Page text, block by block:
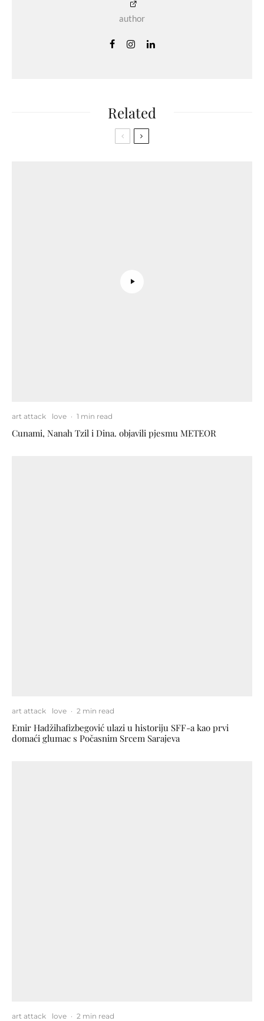
author
Related
art attack love · 1 min read
Cunami, Nanah Tzil i Dina. objavili pjesmu METEOR
art attack love · 2 min read
Emir Hadžihafizbegović ulazi u historiju SFF-a kao prvi
domaći glumac s Počasnim Srcem Sarajeva
art attack love · 2 min read